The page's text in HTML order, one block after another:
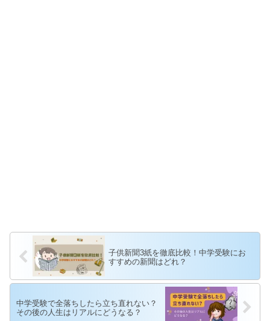
子供新聞3紙を徹底比較！中学受験にお
すすめの新聞はどれ？
中学受験で全落ちしたら立ち直れない？
その後の人生はリアルにどうなる？